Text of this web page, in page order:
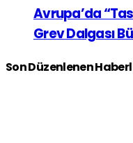
Avrupa’da
Grev Dalgası
Son Düzenlenen